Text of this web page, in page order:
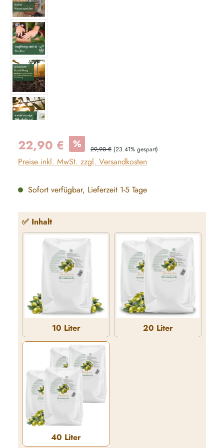
Verkaufspreis:
22,90 € % Regulärer Preis:
29,90 € (23.41% gespart)
Preise inkl. MwSt. zzgl. Versandkosten
Sofort verfügbar, Lieferzeit 1-5 Tage
✅ Inhaltauswählen
10 Liter
10 Liter
20 Liter
40 Liter